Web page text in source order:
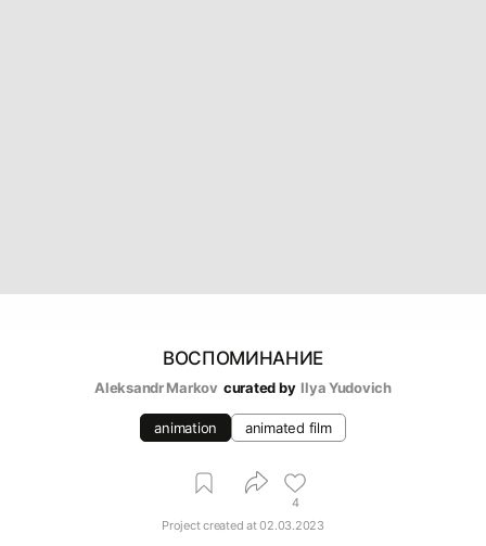
ВОСПОМИНАНИЕ
Aleksandr Markov curated by Ilya Yudovich
animation animated film
4
Project created at02.03.2023